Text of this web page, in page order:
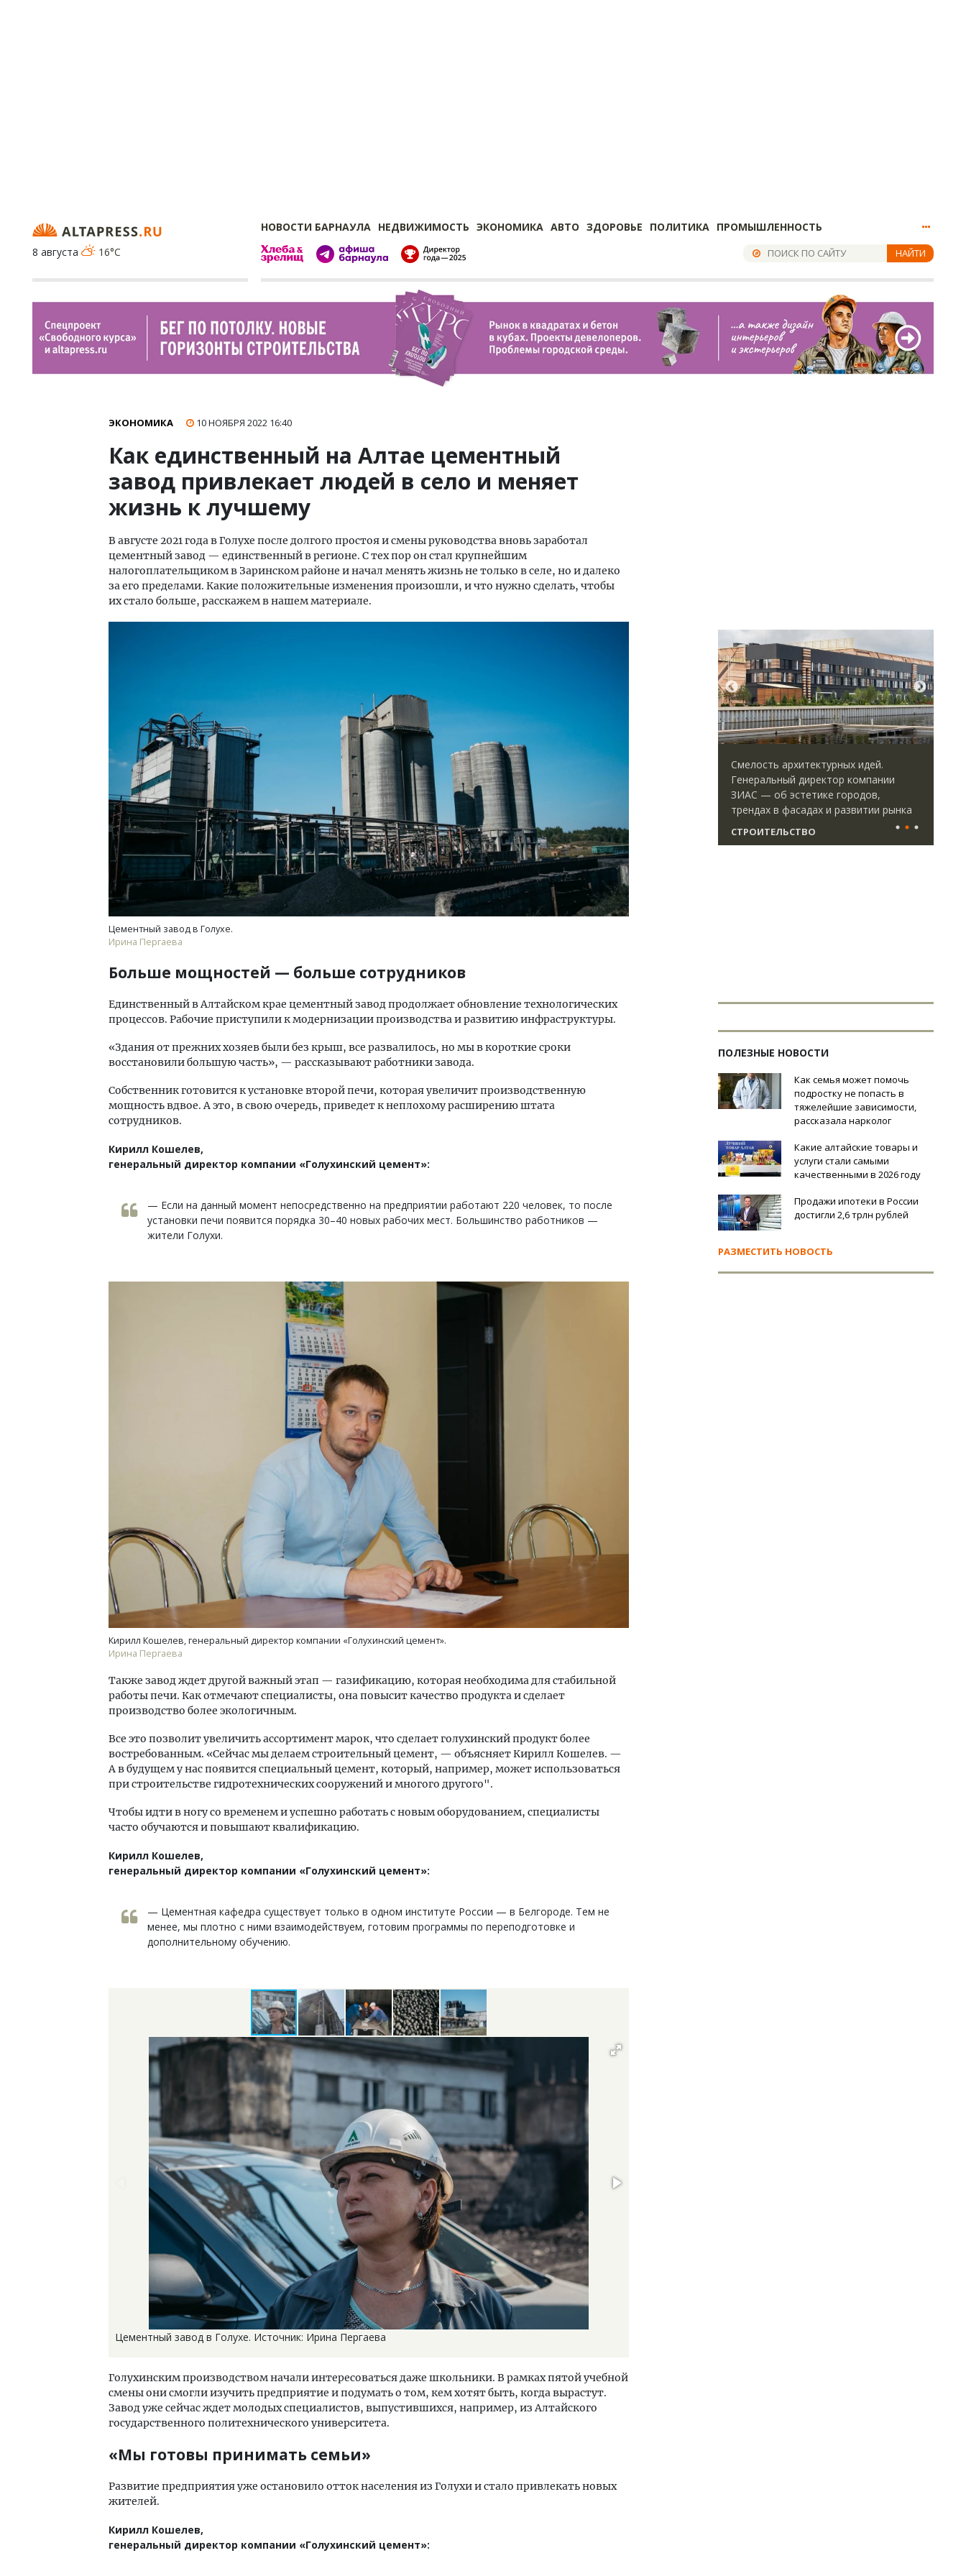
НОВОСТИ БАРНАУЛА НЕДВИЖИМОСТЬ ЭКОНОМИКА АВТО ЗДОРОВЬЕ ПОЛИТИКА ПРОМЫШЛЕННОСТЬ
8 августа
16°C НАЙТИ
ЭКОНОМИКА 10 НОЯБРЯ 2022 16:40
Как единственный на Алтае цементный
завод привлекает людей в село и меняет
жизнь к лучшему
В августе 2021 года в Голухе после долгого простоя и смены руководства вновь заработал
цементный завод — единственный в регионе. С тех пор он стал крупнейшим
налогоплательщиком в Заринском районе и начал менять жизнь не только в селе, но и далеко
за его пределами. Какие положительные изменения произошли, и что нужно сделать, чтобы
их стало больше, расскажем в нашем материале.
Цементный завод в Голухе.
Ирина Пергаева
Больше мощностей — больше сотрудников
Единственный в Алтайском крае цементный завод продолжает обновление технологических
процессов. Рабочие приступили к модернизации производства и развитию инфраструктуры.
«Здания от прежних хозяев были без крыш, все развалилось, но мы в короткие сроки
восстановили большую часть», — рассказывают работники завода.
Собственник готовится к установке второй печи, которая увеличит производственную
мощность вдвое. А это, в свою очередь, приведет к неплохому расширению штата
сотрудников.
Кирилл Кошелев,
генеральный директор компании «Голухинский цемент»:
— Если на данный момент непосредственно на предприятии работают 220 человек, то после
установки печи появится порядка 30–40 новых рабочих мест. Большинство работников —
жители Голухи.
Кирилл Кошелев, генеральный директор компании «Голухинский цемент».
Ирина Пергаева
Также завод ждет другой важный этап — газификацию, которая необходима для стабильной
работы печи. Как отмечают специалисты, она повысит качество продукта и сделает
производство более экологичным.
Все это позволит увеличить ассортимент марок, что сделает голухинский продукт более
востребованным. «Сейчас мы делаем строительный цемент, — объясняет Кирилл Кошелев. —
А в будущем у нас появится специальный цемент, который, например, может использоваться
при строительстве гидротехнических сооружений и многого другого".
Чтобы идти в ногу со временем и успешно работать с новым оборудованием, специалисты
часто обучаются и повышают квалификацию.
Кирилл Кошелев,
генеральный директор компании «Голухинский цемент»:
— Цементная кафедра существует только в одном институте России — в Белгороде. Тем не
менее, мы плотно с ними взаимодействуем, готовим программы по переподготовке и
дополнительному обучению.
Цементный завод в Голухе. Источник: Ирина Пергаева
Голухинским производством начали интересоваться даже школьники. В рамках пятой учебной
смены они смогли изучить предприятие и подумать о том, кем хотят быть, когда вырастут.
Завод уже сейчас ждет молодых специалистов, выпустившихся, например, из Алтайского
государственного политехнического университета.
«Мы готовы принимать семьи»
Развитие предприятия уже остановило отток населения из Голухи и стало привлекать новых
жителей.
Кирилл Кошелев,
генеральный директор компании «Голухинский цемент»:
Архитектурный код начинается с
земли. Мощение крупноформатными
плитами становится новым
стандартом благоустройства
СТРОИТЕЛЬСТВО
Ищем новые берега. Гендиректор
«Жилищной инициативы» Юрий
Гатилов — о том, как девелоперу
оставаться на плаву, когда рынок
штормит
СТРОИТЕЛЬСТВО
Смелость архитектурных идей.
Генеральный директор компании
ЗИАС — об эстетике городов,
трендах в фасадах и развитии рынка
СТРОИТЕЛЬСТВО
Архитектурный код
земли. Мощение
плитами становится новым
стандартом
СТРОИТЕЛЬСТВО
ПОЛЕЗНЫЕ НОВОСТИ
Как семья может помочь
подростку не попасть в
тяжелейшие зависимости,
рассказала нарколог
Какие алтайские товары и
услуги стали самыми
качественными в 2026 году
Продажи ипотеки в России
достигли 2,6 трлн рублей
РАЗМЕСТИТЬ НОВОСТЬ